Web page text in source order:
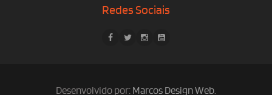
Redes Sociais
Desenvolvido por: Marcos Design Web.